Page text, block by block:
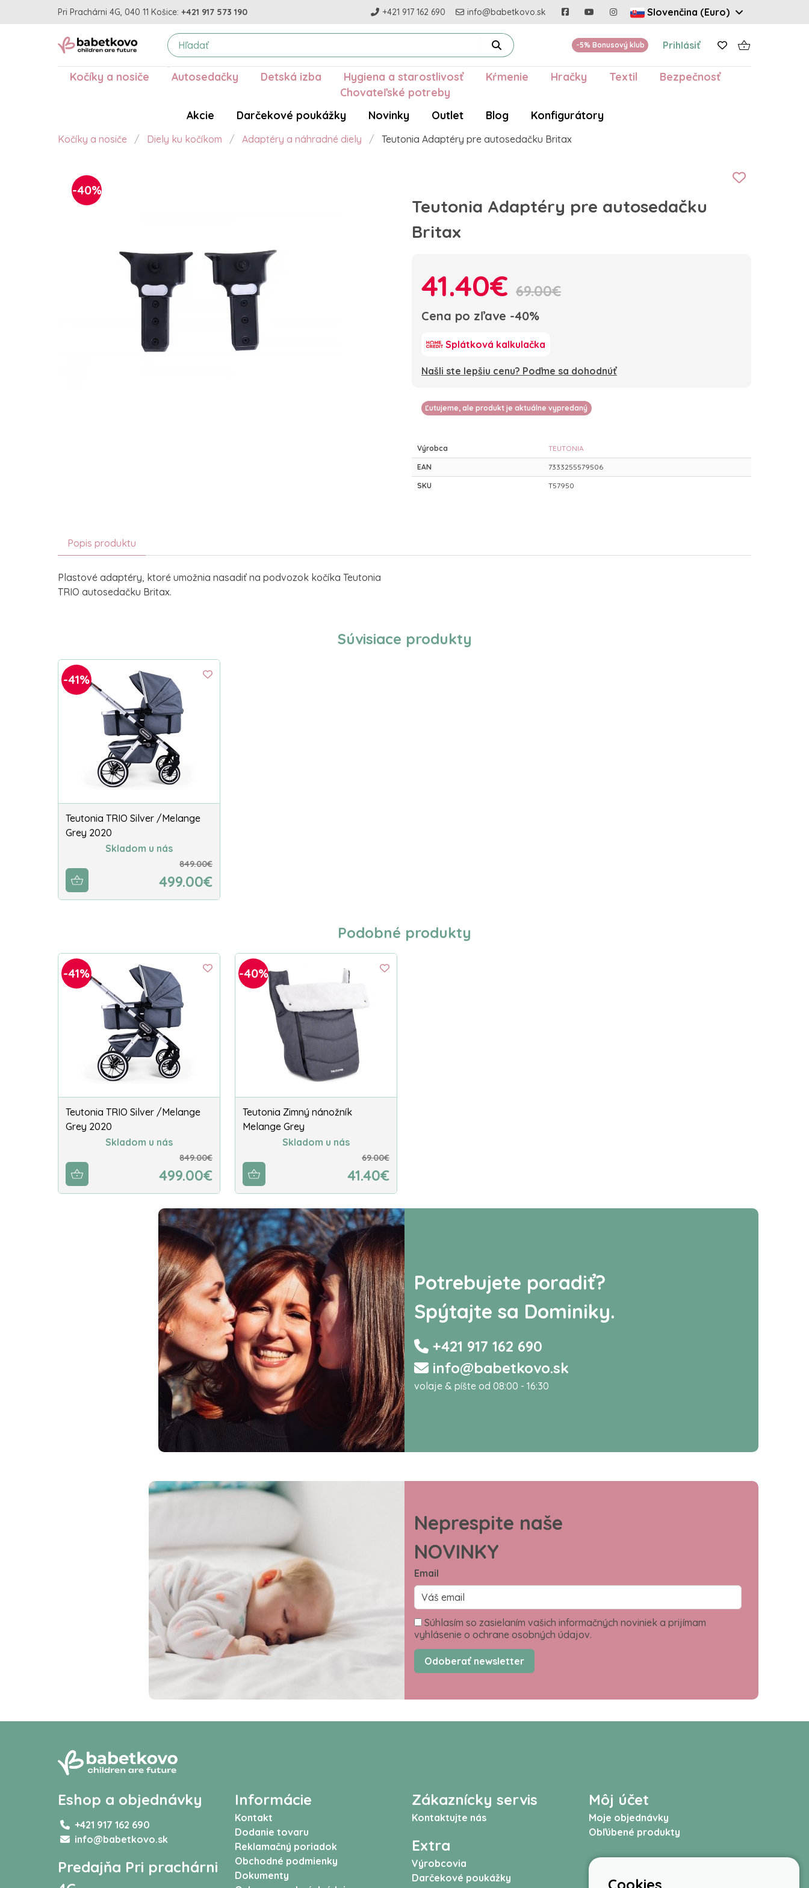
Pri Prachárni 4G, 040 11 Košice: +421 917 573 190 +421 917 162 690 info@babetkovo.sk Slovenčina (Euro)
-5% Bonusový klub Prihlásiť
Kočíky a nosiče Autosedačky Detská izba Hygiena a starostlivosť Kŕmenie Hračky Textil
Bezpečnosť
Chovateľské potreby
Akcie
Darčekové poukážky Novinky Outlet Blog Konfigurátory
Kočíky a nosiče Diely ku kočíkom Adaptéry a náhradné diely Teutonia Adaptéry pre autosedačku Britax
-40%
Teutonia Adaptéry pre autosedačku
Britax
41.40€ 69.00€
Cena po zľave -40%
Splátková kalkulačka
Našli ste lepšiu cenu? Poďme sa dohodnúť
Ľutujeme, ale produkt je aktuálne vypredaný
Výrobca TEUTONIA
EAN 7333255579506
SKU T57950
Popis produktu
Plastové adaptéry, ktoré umožnia nasadiť na podvozok kočíka Teutonia
TRIO autosedačku Britax.
Súvisiace produkty
-41%
Teutonia TRIO Silver /Melange
Grey 2020
Skladom u nás
849.00€
499.00€
Podobné produkty
-41%
Teutonia TRIO Silver /Melange
Grey 2020
Skladom u nás
849.00€
499.00€
-40%
Teutonia Zimný nánožník
Melange Grey
Skladom u nás
69.00€
41.40€
Potrebujete poradiť?
Spýtajte sa Dominiky.
+421 917 162 690
info@babetkovo.sk
volaje & píšte od 08:00 - 16:30
Neprespite naše
NOVINKY
Email
Súhlasím so zasielaním vašich informačných noviniek a prijímam
vyhlásenie o ochrane osobných údajov.
Odoberať newsletter
Eshop a objednávky
+421 917 162 690
info@babetkovo.sk
Predajňa Pri prachárni
Informácie
Kontakt
Dodanie tovaru
Reklamačný poriadok
Obchodné podmienky
Dokumenty
Zákaznícky servis
Kontaktujte nás
Extra
Výrobcovia
Darčekové poukážky
Môj účet
Moje objednávky
Obľúbené produkty
Cookies